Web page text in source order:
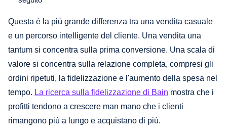
Questa è la più grande differenza tra una vendita casuale
e un percorso intelligente del cliente. Una vendita una
tantum si concentra sulla prima conversione. Una scala di
valore si concentra sulla relazione completa, compresi gli
ordini ripetuti, la fidelizzazione e l'aumento della spesa nel
tempo. La ricerca sulla fidelizzazione di Bain mostra che i
profitti tendono a crescere man mano che i clienti
rimangono più a lungo e acquistano di più.